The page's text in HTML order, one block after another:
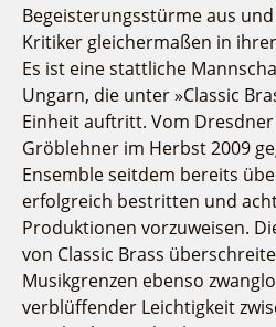
Staatlich anerkannter
Mein Brandenburg –
Unternehmensbetreuung
ILB
WFG
Infomaterial
Warenkorb
Begeisterungsstürme aus
Kritiker gleichermaßen in
Es ist eine stattliche
Ungarn, die unter »Classic
Einheit auftritt. Vom
Gröblehner im Herbst 2009
Ensemble seitdem bereits
erfolgreich bestritten und
Produktionen vorzuweisen.
von Classic Brass
Musikgrenzen ebenso
verblüffender Leichtigkeit